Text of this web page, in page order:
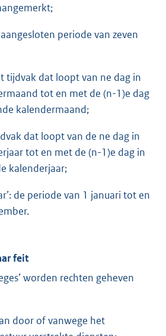
aangesloten periode van zeven
tijdvak dat loopt van ne dag in
tot en met de (n-1)e dag
kalendermaand;
dat loopt van de ne dag in
tot en met de (n-1)e dag in
kalenderjaar;
de periode van 1 januari tot en
feit
worden rechten geheven
door of vanwege het